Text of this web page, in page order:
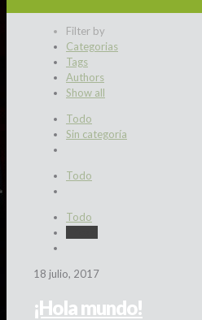
Filter by
Categorias
Tags
Authors
Show all
Todo
Sin categoría
Todo
Todo
18 julio, 2017
¡Hola mundo!